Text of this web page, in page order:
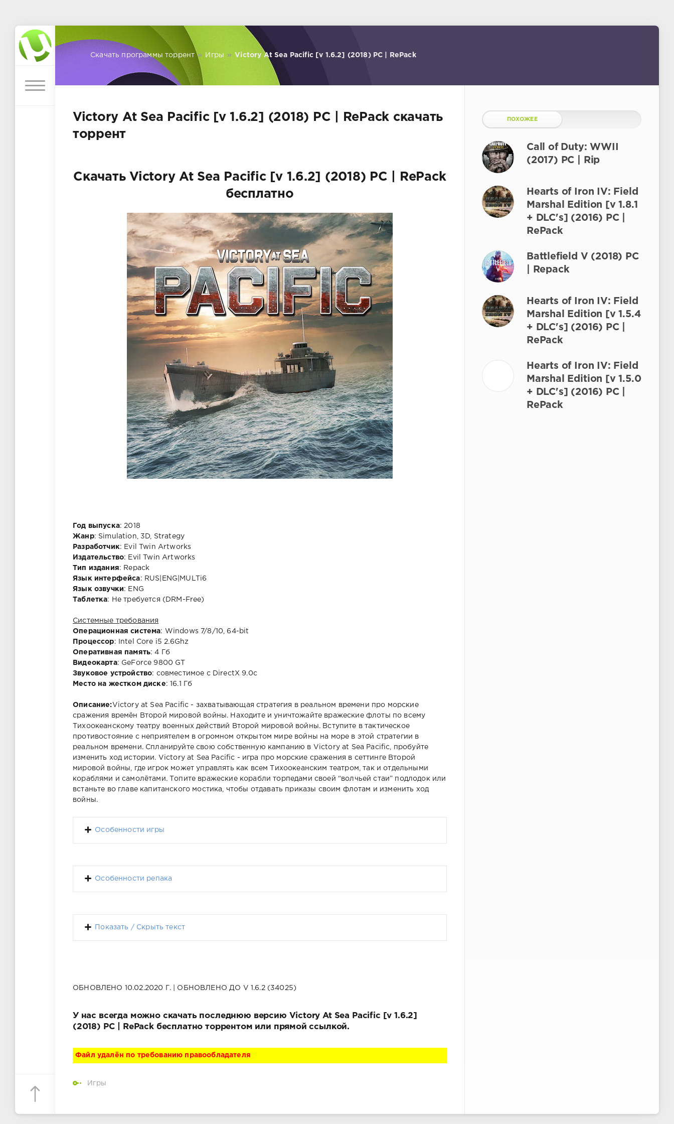
Скачать программы торрент » Игры » Victory At Sea Pacific [v 1.6.2] (2018) PC | RePack
Victory At Sea Pacific [v 1.6.2] (2018) PC | RePack скачать
торрент
Скачать Victory At Sea Pacific [v 1.6.2] (2018) PC | RePack
бесплатно
Год выпуска: 2018
Жанр: Simulation, 3D, Strategy
Разработчик: Evil Twin Artworks
Издательство: Evil Twin Artworks
Тип издания: Repack
Язык интерфейса: RUS|ENG|MULTi6
Язык озвучки: ENG
Таблетка: Не требуется (DRM-Free)
Системные требования
Операционная система: Windows 7/8/10, 64-bit
Процессор: Intel Core i5 2.6Ghz
Оперативная память: 4 Гб
Видеокарта: GeForce 9800 GT
Звуковое устройство: совместимое с DirectX 9.0с
Место на жестком диске: 16.1 Гб
Описание:Victory at Sea Pacific - захватывающая стратегия в реальном времени про морские
сражения времён Второй мировой войны. Находите и уничтожайте вражеские флоты по всему
Тихоокеанскому театру военных действий Второй мировой войны. Вступите в тактическое
противостояние с неприятелем в огромном открытом мире войны на море в этой стратегии в
реальном времени. Спланируйте свою собственную кампанию в Victory at Sea Pacific, пробуйте
изменить ход истории. Victory at Sea Pacific - игра про морские сражения в сеттинге Второй
мировой войны, где игрок может управлять как всем Тихоокеанским театром, так и отдельными
кораблями и самолётами. Топите вражеские корабли торпедами своей “волчьей стаи” подлодок или
встаньте во главе капитанского мостика, чтобы отдавать приказы своим флотам и изменить ход
войны.
Особенности игры
Особенности репака
Показать / Скрыть текст
ОБНОВЛЕНО 10.02.2020 Г. | ОБНОВЛЕНО ДО V 1.6.2 (34025)
У нас всегда можно скачать последнюю версию Victory At Sea Pacific [v 1.6.2]
(2018) PC | RePack бесплатно торрентом или прямой ссылкой.
Файл удалён по требованию правообладателя
Игры
ПОХОЖЕЕ
Call of Duty: WWII
(2017) PC | Rip
Hearts of Iron IV: Field
Marshal Edition [v 1.8.1
+ DLC's] (2016) PC |
RePack
Battlefield V (2018) PC
| Repack
Hearts of Iron IV: Field
Marshal Edition [v 1.5.4
+ DLC's] (2016) PC |
RePack
Hearts of Iron IV: Field
Marshal Edition [v 1.5.0
+ DLC's] (2016) PC |
RePack